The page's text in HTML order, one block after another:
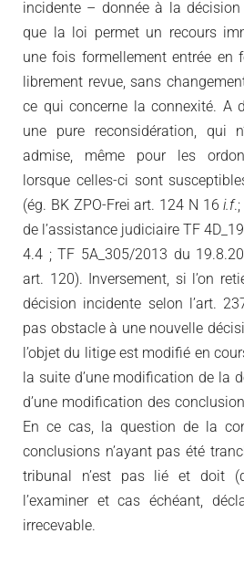
incidente – donnée à la décision
que la loi permet un recours
une fois formellement entrée en
librement revue, sans
ce qui concerne la connexité. A
une pure reconsidération, qui
admise, même pour les
lorsque celles-ci sont
(ég. BK ZPO-Frei art. 124 N 16 i.f
de l’assistance judiciaire TF
4.4 ; TF 5A_305/2013 du
art. 120). Inversement, si l’on
décision incidente selon l’art.
pas obstacle à une nouvelle
l’objet du litige est modifié en
la suite d’une modification de la
d’une modification des
En ce cas, la question de la
conclusions n’ayant pas été
tribunal n’est pas lié et doit
l’examiner et cas échéant,
irrecevable.